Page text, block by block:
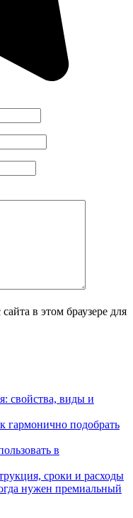
в этом браузере для
свойства, виды и
гармонично подобрать
в
сроки и расходы
нужен премиальный